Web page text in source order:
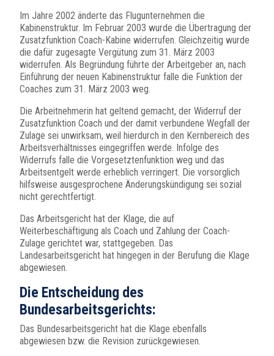
Im Jahre 2002 änderte das Flugunternehmen die
Kabinenstruktur. Im Februar 2003 wurde die Übertragung der
Zusatzfunktion Coach-Kabine widerrufen. Gleichzeitig wurde
die dafür zugesagte Vergütung zum 31. März 2003
widerrufen. Als Begründung führte der Arbeitgeber an, nach
Einführung der neuen Kabinenstruktur falle die Funktion der
Coaches zum 31. März 2003 weg.
Die Arbeitnehmerin hat geltend gemacht, der Widerruf der
Zusatzfunktion Coach und der damit verbundene Wegfall der
Zulage sei unwirksam, weil hierdurch in den Kernbereich des
Arbeitsverhältnisses eingegriffen werde. Infolge des
Widerrufs falle die Vorgesetztenfunktion weg und das
Arbeitsentgelt werde erheblich verringert. Die vorsorglich
hilfsweise ausgesprochene Änderungskündigung sei sozial
nicht gerechtfertigt.
Das Arbeitsgericht hat der Klage, die auf
Weiterbeschäftigung als Coach und Zahlung der Coach-
Zulage gerichtet war, stattgegeben. Das
Landesarbeitsgericht hat hingegen in der Berufung die Klage
abgewiesen.
Die Entscheidung des
Bundesarbeitsgerichts:
Das Bundesarbeitsgericht hat die Klage ebenfalls
abgewiesen bzw. die Revision zurückgewiesen.